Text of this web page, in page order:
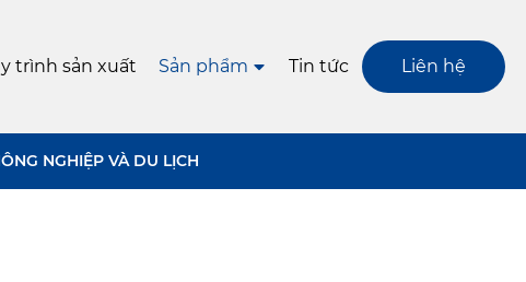
trình sản xuất Sản phẩm Tin tức Liên hệ
NGHIỆP VÀ DU LỊCH